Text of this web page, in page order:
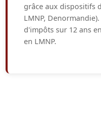
grâce aux dispositifs
LMNP,
d'impôts sur 12 ans
en LMNP.